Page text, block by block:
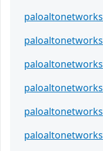
paloaltonetworks
paloaltonetworks
paloaltonetworks
paloaltonetworks
paloaltonetworks
paloaltonetworks